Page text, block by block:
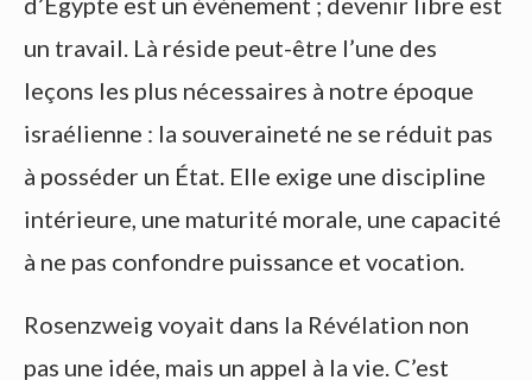
un travail. Là réside peut-être l’une des
leçons les plus nécessaires à notre époque
israélienne : la souveraineté ne se réduit pas
à posséder un État. Elle exige une discipline
intérieure, une maturité morale, une capacité
à ne pas confondre puissance et vocation.
Rosenzweig voyait dans la Révélation non
pas une idée, mais un appel à la vie. C’est